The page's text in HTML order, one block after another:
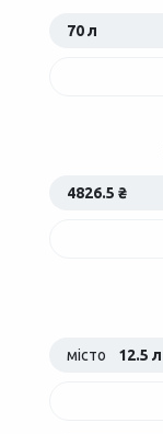
70 л
4826.5 ₴
місто 12.5 л